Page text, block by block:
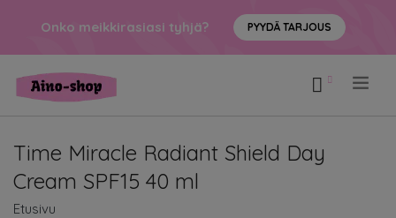
Onko meikkirasiasi tyhjä? PYYDÄ TARJOUS
Time Miracle Radiant Shield Day
Cream SPF15 40 ml
Etusivu